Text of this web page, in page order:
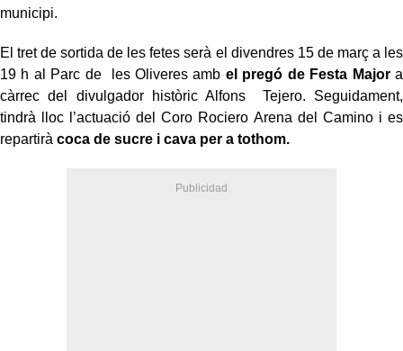
municipi.
El tret de sortida de les fetes serà el divendres 15 de març a les
19 h al Parc de les Oliveres amb el pregó de Festa Majora
càrrec del divulgador històric Alfons Tejero. Seguidament,
tindrà lloc l’actuació del Coro Rociero Arena del Camino i es
repartirà coca de sucre i cava per a tothom.